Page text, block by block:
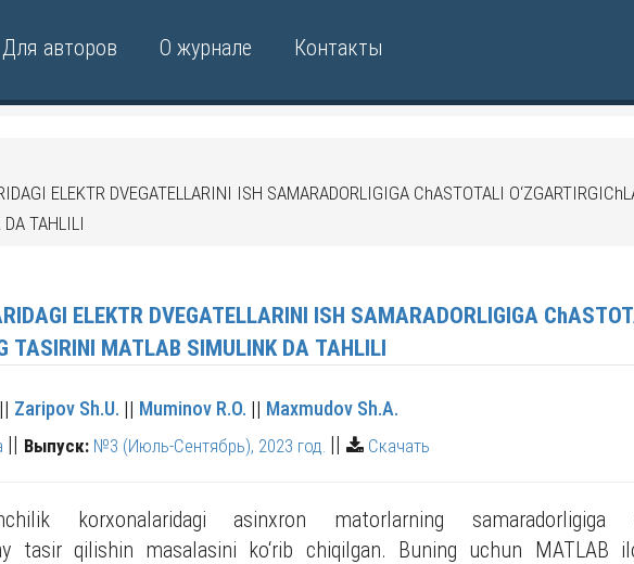
Для авторов О журнале Контакты
ELEKTR DVEGATELLARINI ISH SAMARADORLIGIGA ChASTOTALI
TAHLILI
ISH SAMARADORLIGIGA ChASTOTALI
O‘ZGARTIRGIChLARNING TASIRINI MATLAB SIMULINK DA TAHLILI
|| Zaripov Sh.U. || Muminov R.O. || Maxmudov Sh.A.
|| Выпуск: №3 (Июль-Сентябрь), 2023 год. || Скачать
korxonalaridagi asinxron matorlarning samaradorligiga
tasir qilishin masalasini ko‘rib chiqilgan. Buning uchun MATLAB